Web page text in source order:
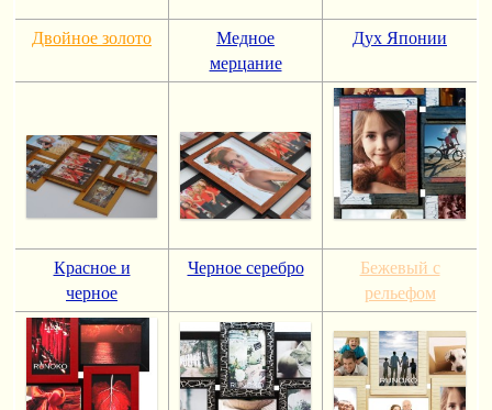
Двойное золото
Медное
мерцание
Дух Японии
Красное и
черное
Черное серебро
Бежевый с
рельефом